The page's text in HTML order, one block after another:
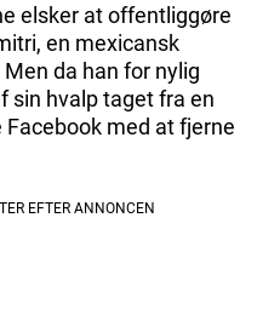
elsker at offentliggøre
en mexicansk
da han for nylig
sin hvalp taget fra en
med at fjerne